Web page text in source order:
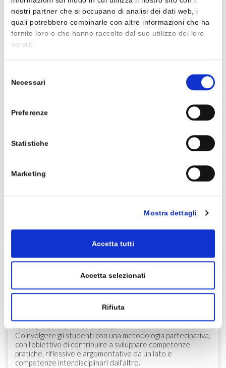
nostri partner che si occupano di analisi dei dati web, i
quali potrebbero combinarle con altre informazioni che ha
fornito loro o che hanno raccolto dal suo utilizzo dei loro
servizi.
delNecessari
Preferenze
Statistiche
Marketing
Mostra dettagli
Accetta tutti
Accetta selezionati
Rifiuta
M.Carlà, A.Sgroi
LETTERATURA E INTRECCI - VOLL.3A
+ 3B
ISBN 9788868896317
PERCORSI DI DIDATTICA DIGITALE
Clic
DESCRIZIONE
EDIZIONE 2021 CON PERCORSI DI DIDATTICA
IL PROGETTO CULTURALE
Coinvolgere gli studenti con una metodologia partecipativa,
con l’obiettivo di contribuire a sviluppare competenze
pratiche, riflessive e argomentative da un lato e
competenze interdisciplinari dall’altro.